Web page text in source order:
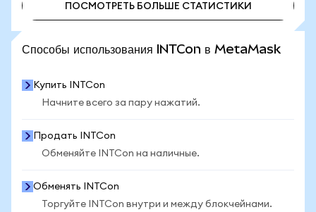
ПОСМОТРЕТЬ БОЛЬШЕ СТАТИСТИКИ
Способы использования INTCon в MetaMask
Купить INTCon
Начните всего за пару нажатий.
Продать INTCon
Обменяйте INTCon на наличные.
Обменять INTCon
Торгуйте INTCon внутри и между блокчейнами.